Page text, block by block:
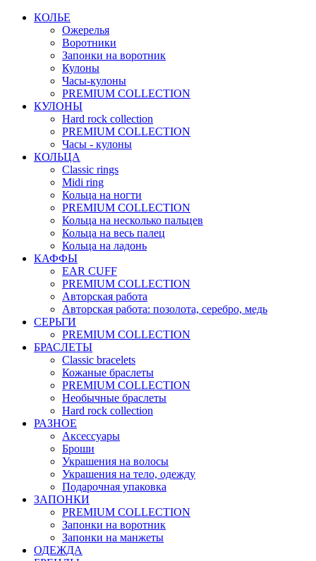
КОЛЬЕ
Ожерелья
Воротники
Запонки на воротник
Кулоны
Часы-кулоны
PREMIUM COLLECTION
КУЛОНЫ
Hard rock collection
PREMIUM COLLECTION
Часы - кулоны
КОЛЬЦА
Classic rings
Midi ring
Кольца на ногти
PREMIUM COLLECTION
Кольца на несколько пальцев
Кольца на весь палец
Кольца на ладонь
КАФФЫ
EAR CUFF
PREMIUM COLLECTION
Авторская работа
Авторская работа: позолота, серебро, медь
СЕРЬГИ
PREMIUM COLLECTION
БРАСЛЕТЫ
Classic bracelets
Кожаные браслеты
PREMIUM COLLECTION
Необычные браслеты
Hard rock collection
РАЗНОЕ
Аксессуары
Броши
Украшения на волосы
Украшения на тело, одежду
Подарочная упаковка
ЗАПОНКИ
PREMIUM COLLECTION
Запонки на воротник
Запонки на манжеты
ОДЕЖДА